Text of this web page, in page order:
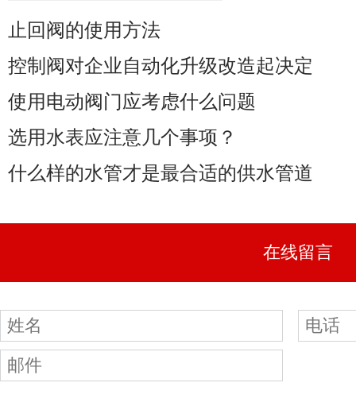
止回阀的使用方法
控制阀对企业自动化升级改造起决定
使用电动阀门应考虑什么问题
选用水表应注意几个事项？
什么样的水管才是最合适的供水管道
在线留言